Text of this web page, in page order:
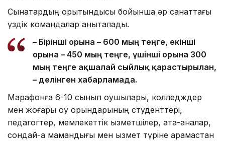
Сынақтардың қорытындысы бойынша әр санаттағы
үздік командалар анықталады.
– Бірінші орынға – 600 мың теңге, екінші
орынға – 450 мың теңге, үшінші орынға 300
мың теңге ақшалай сыйлық қарастырылған,
– делінген хабарламада.
Марафонға 6-10 сынып оқушылары, колледждер
мен жоғары оқу орындарының студенттері,
педагогтер, мемлекеттік қызметшілер, ата-аналар,
сондай-ақ мамандығы мен қызмет түріне қарамастан